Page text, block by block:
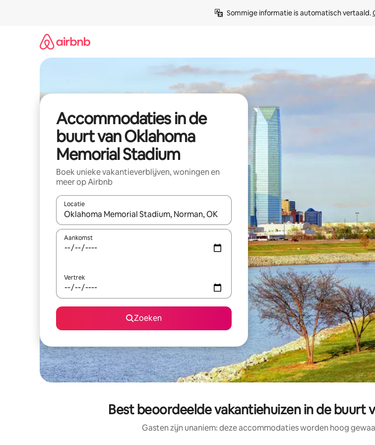
Sommige informatie is automatisch vertaald.
Accommodaties in de
buurt van Oklahoma
Memorial Stadium
Boek unieke vakantieverblijven, woningen en
meer op Airbnb
Locatie
Wanneer er resultaten beschikbaar zijn, maak je een keuze met je de pijltjestoetsen omhoog en
Aankomst
Vertrek
Zoeken
Best beoordeelde vakantiehuizen in de buurt
Gasten zijn unaniem: deze accommodaties worden hoog